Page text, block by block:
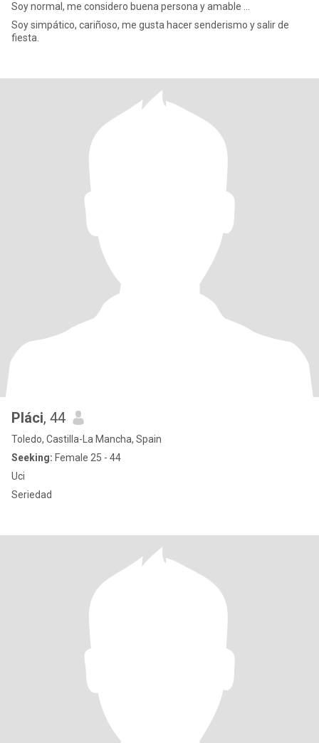
Soy normal, me considero buena persona y amable ...
Soy simpático, cariñoso, me gusta hacer senderismo y salir de
fiesta.
Pláci, 44
Toledo, Castilla-La Mancha, Spain
Seeking: Female 25 - 44
Uci
Seriedad